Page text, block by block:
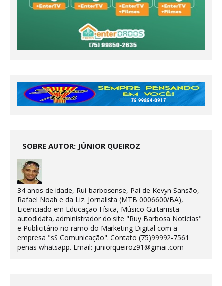
SOBRE AUTOR: JÚNIOR QUEIROZ
34 anos de idade, Rui-barbosense, Pai de Kevyn Sansão,
Rafael Noah e da Liz. Jornalista (MTB 0006600/BA),
Licenciado em Educação Física, Músico Guitarrista
autodidata, administrador do site "Ruy Barbosa Notícias"
e Publicitário no ramo do Marketing Digital com a
empresa "sS Comunicação". Contato (75)99992-7561
penas whatsapp. Email: juniorqueiroz91@gmail.com